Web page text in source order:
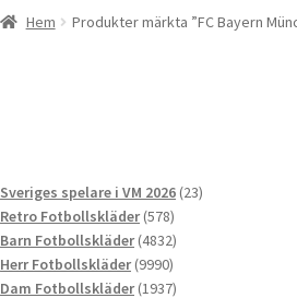
Hem Bloggar Butik Kassa Kontakta oss
Hem Produkter märkta ”FC Bayern
Sveriges spelare i VM 2026 2323
Retro Fotbollskläder 578578
produkter
Barn Fotbollskläder 48324832
produkter
Herr Fotbollskläder 99909990
produkter
Dam Fotbollskläder 19371937